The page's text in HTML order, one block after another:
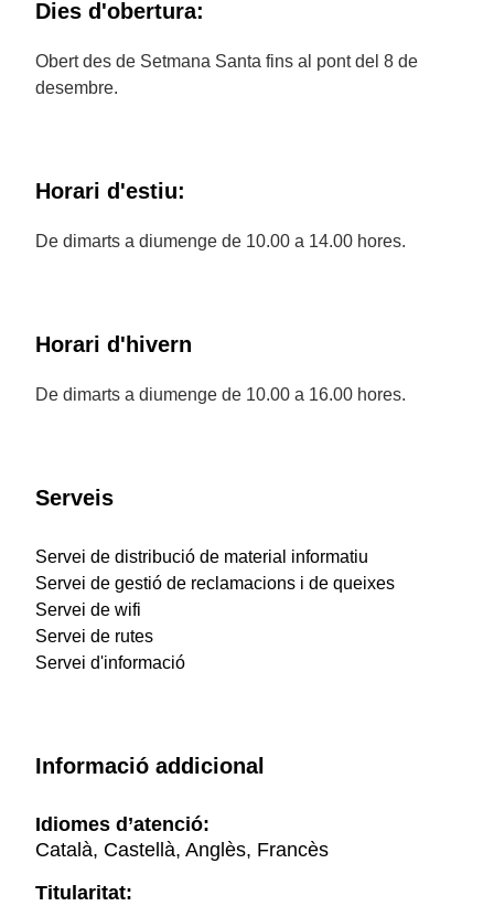
Dies d'obertura:
Obert des de Setmana Santa fins al pont del 8 de
desembre.
Horari d'estiu:
De dimarts a diumenge de 10.00 a 14.00 hores.
Horari d'hivern
De dimarts a diumenge de 10.00 a 16.00 hores.
Serveis
Servei de distribució de material informatiu
Servei de gestió de reclamacions i de queixes
Servei de wifi
Servei de rutes
Servei d'informació
Informació addicional
Idiomes d’atenció:
Català, Castellà, Anglès, Francès
Titularitat: